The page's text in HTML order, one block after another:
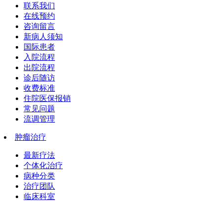
联系我们
在线预约
咨询留言
新病人须知
国际患者
入院流程
出院流程
诊后随访
收费标准
住院医保报销
常见问题
流调管理
肿瘤治疗
最新疗法
个体化治疗
病种分类
治疗团队
临床科室